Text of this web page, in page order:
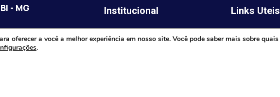
- MG
Senhora de Fátima,
Institucional
Legislativo
Links Uteis
Prefeitura de
oferecer a você a melhor experiência em nosso site. Você pode saber mais sobre
.